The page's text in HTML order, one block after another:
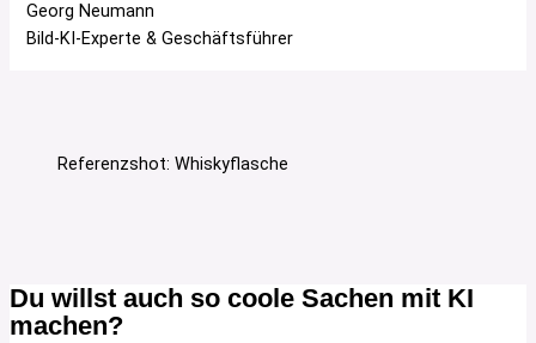
Georg Neumann
Bild-KI-Experte & Geschäftsführer
Referenzshot: Whiskyflasche
Du willst auch so coole Sachen mit KI
machen?